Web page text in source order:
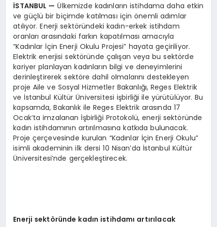
İSTANBUL — Ülkemizde kadınların istihdama daha etkin
ve güçlü bir biçimde katılması için önemli adımlar
atılıyor. Enerji sektöründeki kadın-erkek istihdam
oranları arasındaki farkın kapatılması amacıyla
“Kadınlar İçin Enerji Okulu Projesi” hayata geçiriliyor.
Elektrik enerjisi sektöründe çalışan veya bu sektörde
kariyer planlayan kadınların bilgi ve deneyimlerini
derinleştirerek sektöre dahil olmalarını destekleyen
proje Aile ve Sosyal Hizmetler Bakanlığı, Reges Elektrik
ve İstanbul Kültür Üniversitesi işbirliği ile yürütülüyor. Bu
kapsamda, Bakanlık ile Reges Elektrik arasında 17
Ocak’ta imzalanan İşbirliği Protokolü, enerji sektöründe
kadın istihdamının artırılmasına katkıda bulunacak.
Proje çerçevesinde kurulan “Kadınlar İçin Enerji Okulu”
isimli akademinin ilk dersi 10 Nisan’da İstanbul Kültür
Üniversitesi’nde gerçekleştirecek.
Enerji sektöründe kadın istihdamı artırılacak